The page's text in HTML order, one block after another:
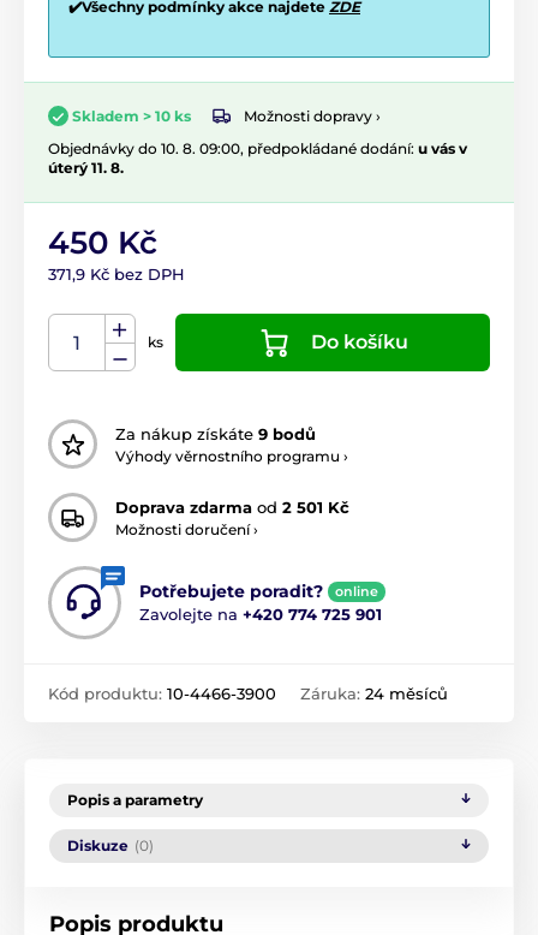
✔️Všechny podmínky akce najdete ZDE
Skladem > 10 ks
Možnosti dopravy ›
Objednávky do 10. 8. 09:00, předpokládané dodání: u vás v
úterý 11. 8.
450 Kč
371,9 Kč bez DPH
ks Do košíku
Za nákup získáte 9 bodů
Výhody věrnostního programu ›
Doprava zdarma od 2 501 Kč
Možnosti doručení ›
Potřebujete poradit? online
Zavolejte na +420 774 725 901
Kód produktu: 10-4466-3900 Záruka: 24 měsíců
Popis a parametry
Diskuze (0)
Popis produktu